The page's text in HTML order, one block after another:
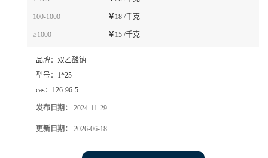
100-1000 ￥ 18 /千克
≥1000 ￥ 15 /千克
品牌： 双乙酸钠
型号： 1*25
cas： 126-96-5
发布日期： 2024-11-29
更新日期： 2026-06-18